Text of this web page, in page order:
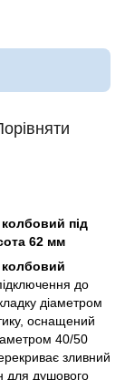
під
62 мм
до
діаметром
оснащений
40/50
зливний
для душового